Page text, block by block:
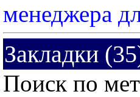
менеджера
Закладки
Поиск по